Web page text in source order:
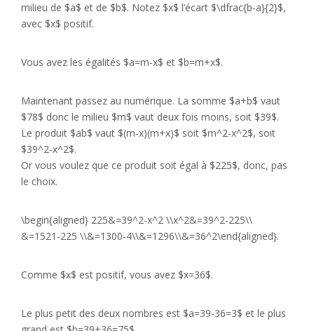
milieu de $a$ et de $b$. Notez $x$ l’écart $\dfrac{b-a}{2}$,
avec $x$ positif.
Vous avez les égalités $a=m-x$ et $b=m+x$.
Maintenant passez au numérique. La somme $a+b$ vaut
$78$ donc le milieu $m$ vaut deux fois moins, soit $39$.
Le produit $ab$ vaut $(m-x)(m+x)$ soit $m^2-x^2$, soit
$39^2-x^2$.
Or vous voulez que ce produit soit égal à $225$, donc, pas
le choix.
\begin{aligned} 225&=39^2-x^2 \\x^2&=39^2-225\\
&=1521-225 \\&=1300-4\\&=1296\\&=36^2\end{aligned}.
Comme $x$ est positif, vous avez $x=36$.
Le plus petit des deux nombres est $a=39-36=3$ et le plus